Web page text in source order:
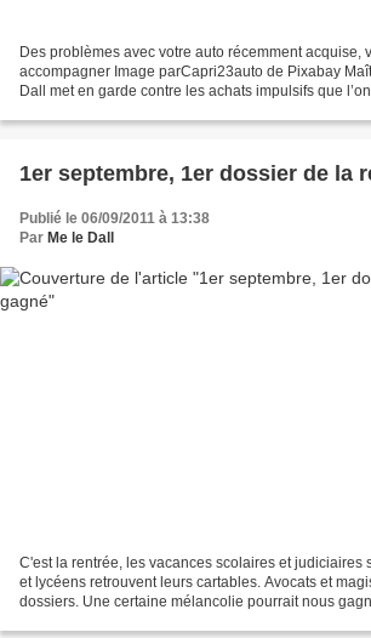
Des problèmes avec votre auto récemment acquise,
accompagner Image parCapri23auto de Pixabay
Dall met en garde contre les achats impulsifs que
1er septembre, 1er dossier de la
Publié le 06/09/2011 à 13:38
Par Me le Dall
C'est la rentrée, les vacances scolaires et judiciaires
et lycéens retrouvent leurs cartables. Avocats et
dossiers. Une certaine mélancolie pourrait nous